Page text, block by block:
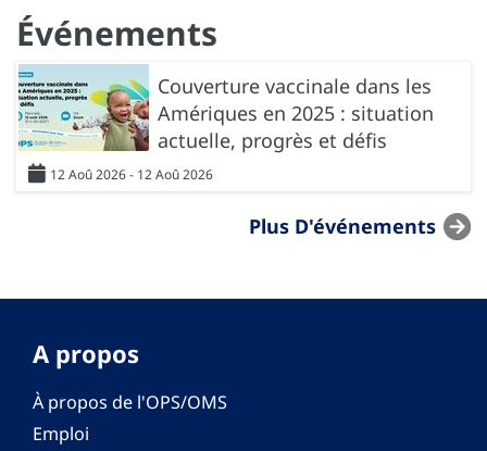
Événements
Couverture vaccinale dans les
Amériques en 2025 : situation
actuelle, progrès et défis
12 Aoû 2026 - 12 Aoû 2026
Plus D'événements
A propos
À propos de l'OPS/OMS
Emploi